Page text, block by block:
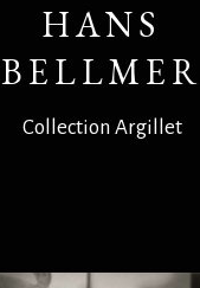
HANS
BELLMER
Collection Argillet